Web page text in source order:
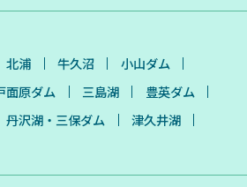
北浦 牛久沼
小山ダム
面原ダム 三島湖
豊英ダム
丹沢湖・三保ダム
津久井湖